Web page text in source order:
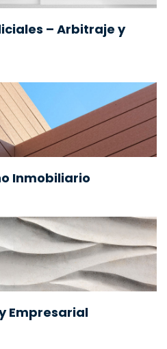
– Arbitraje y
Inmobiliario
Empresarial